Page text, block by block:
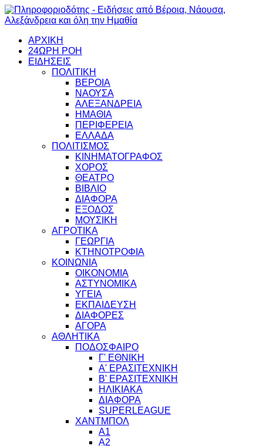
ΑΡΧΙΚΗ
24ΩΡΗ ΡΟΗ
ΕΙΔΗΣΕΙΣ
ΠΟΛΙΤΙΚΗ
ΒΕΡΟΙΑ
ΝΑΟΥΣΑ
ΑΛΕΞΑΝΔΡΕΙΑ
ΗΜΑΘΙΑ
ΠΕΡΙΦΕΡΕΙΑ
ΕΛΛΑΔΑ
ΠΟΛΙΤΙΣΜΟΣ
ΚΙΝΗΜΑΤΟΓΡΑΦΟΣ
ΧΟΡΟΣ
ΘΕΑΤΡΟ
ΒΙΒΛΙΟ
ΔΙΑΦΟΡΑ
ΕΞΟΔΟΣ
ΜΟΥΣΙΚΗ
ΑΓΡΟΤΙΚΑ
ΓΕΩΡΓΙΑ
ΚΤΗΝΟΤΡΟΦΙΑ
ΚΟΙΝΩΝΙΑ
ΟΙΚΟΝΟΜΙΑ
ΑΣΤΥΝΟΜΙΚΑ
ΥΓΕΙΑ
ΕΚΠΑΙΔΕΥΣΗ
ΔΙΑΦΟΡΕΣ
ΑΓΟΡΑ
ΑΘΛΗΤΙΚΑ
ΠΟΔΟΣΦΑΙΡΟ
Γ' ΕΘΝΙΚΗ
Α' ΕΡΑΣΙΤΕΧΝΙΚΗ
Β' ΕΡΑΣΙΤΕΧΝΙΚΗ
ΗΛΙΚΙΑΚΑ
ΔΙΑΦΟΡΑ
SUPERLEAGUE
ΧΑΝΤΜΠΟΛ
Α1
Α2